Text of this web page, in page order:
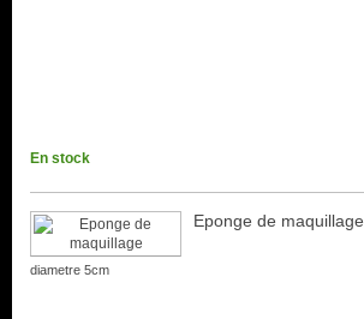
En stock
Eponge de maquillage
diametre 5cm